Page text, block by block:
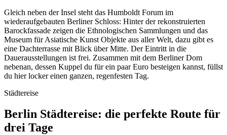
Gleich neben der Insel steht das Humboldt Forum im
wiederaufgebauten Berliner Schloss: Hinter der rekonstruierten
Barockfassade zeigen die Ethnologischen Sammlungen und das
Museum für Asiatische Kunst Objekte aus aller Welt, dazu gibt es
eine Dachterrasse mit Blick über Mitte. Der Eintritt in die
Dauerausstellungen ist frei. Zusammen mit dem Berliner Dom
nebenan, dessen Kuppel du für ein paar Euro besteigen kannst, füllst
du hier locker einen ganzen, regenfesten Tag.
Städtereise
Berlin Städtereise: die perfekte Route für
drei Tage